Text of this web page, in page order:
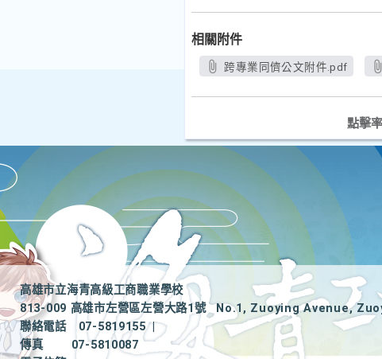
相關附件
跨專業同儕公文附件.pdf
點擊
高雄市立海青高級工商職業學校
813-009 高雄市左營區左營大路1號
No.1, Zuoying Avenue,
聯絡電話
07-5819155
|
傳真
07-5810087